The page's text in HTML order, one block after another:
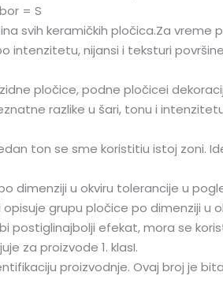
= S
svih keramičkih pločica.Za vreme
intenzitetu, nijansi i teksturi
pločice, podne pločicei
razlike u šari, tonu i
ton se sme koristitiu istoj zoni.
dimenziji u okviru tolerancije u
grupu pločice po dimenziji u
postiglinajbolji efekat, mora se
za proizvode 1. klasI.
proizvodnje. Ovaj broj je